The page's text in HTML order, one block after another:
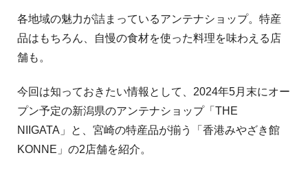
各地域の魅力が詰まっているアンテナショップ。特産
品はもちろん、自慢の食材を使った料理を味わえる店
舗も。
今回は知っておきたい情報として、2024年5月末にオー
プン予定の新潟県のアンテナショップ「THE
NIIGATA」と、宮崎の特産品が揃う「香港みやざき館
KONNE」の2店舗を紹介。